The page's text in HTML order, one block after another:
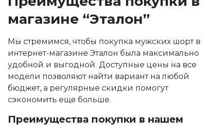
магазине “Эталон”
Мы стремимся, чтобы покупка мужских шорт в
интернет-магазине Эталон была максимально
удобной и выгодной. Доступные цены на все
модели позволяют найти вариант на любой
бюджет, а регулярные скидки помогут
сэкономить еще больше.
Преимущества покупки в нашем